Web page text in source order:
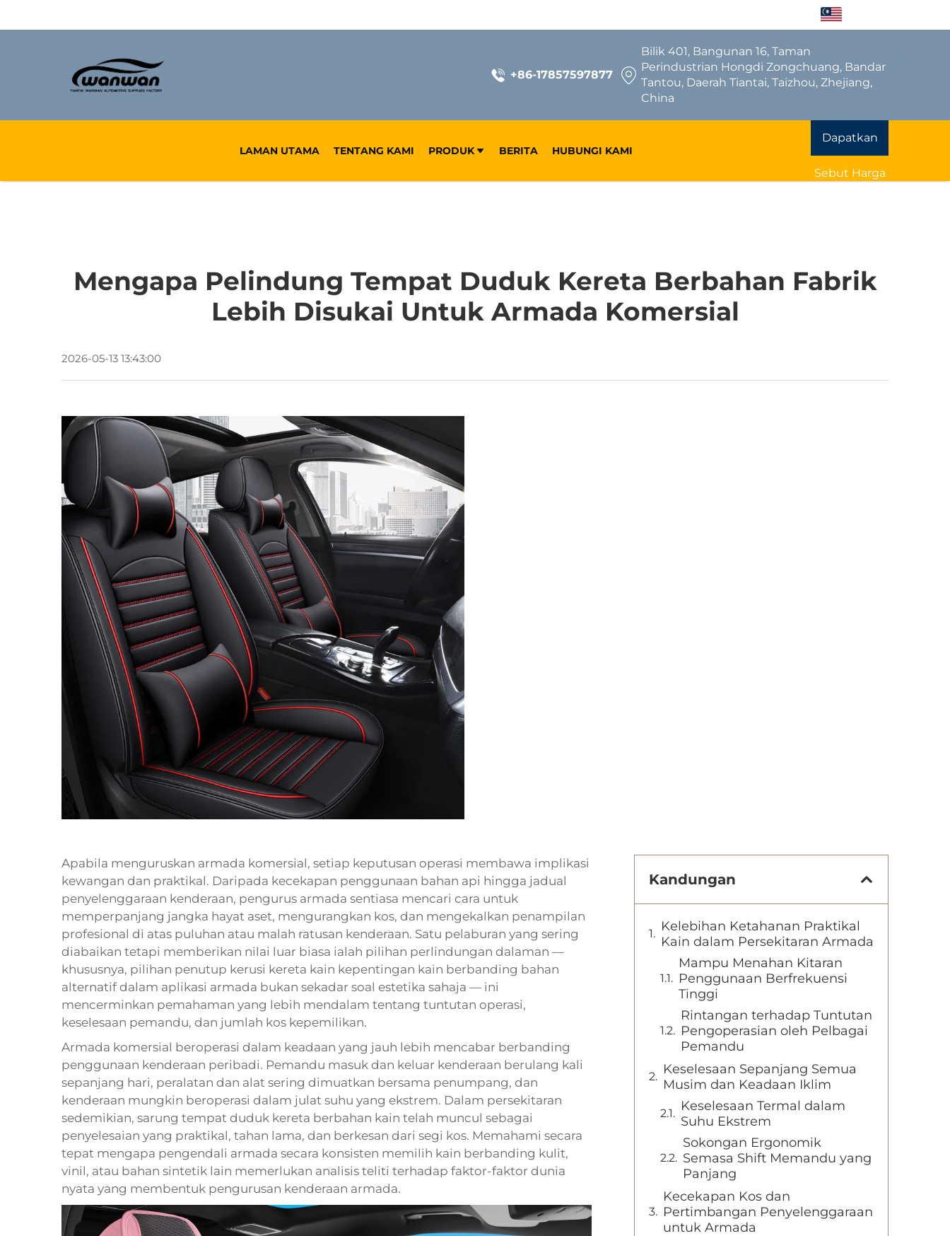
+86-17857597877
Bilik 401, Bangunan 16, Taman
Perindustrian Hongdi Zongchuang, Bandar
Tantou, Daerah Tiantai, Taizhou, Zhejiang,
China
LAMAN UTAMA TENTANG KAMI PRODUK BERITA HUBUNGI KAMI
Dapatkan
Sebut Harga
Mengapa Pelindung Tempat Duduk Kereta Berbahan Fabrik
Lebih Disukai Untuk Armada Komersial
2026-05-13 13:43:00
Apabila menguruskan armada komersial, setiap keputusan operasi membawa implikasi
kewangan dan praktikal. Daripada kecekapan penggunaan bahan api hingga jadual
penyelenggaraan kenderaan, pengurus armada sentiasa mencari cara untuk
memperpanjang jangka hayat aset, mengurangkan kos, dan mengekalkan penampilan
profesional di atas puluhan atau malah ratusan kenderaan. Satu pelaburan yang sering
diabaikan tetapi memberikan nilai luar biasa ialah pilihan perlindungan dalaman —
khususnya, pilihan penutup kerusi kereta kain kepentingan kain berbanding bahan
alternatif dalam aplikasi armada bukan sekadar soal estetika sahaja — ini
mencerminkan pemahaman yang lebih mendalam tentang tuntutan operasi,
keselesaan pemandu, dan jumlah kos kepemilikan.
Armada komersial beroperasi dalam keadaan yang jauh lebih mencabar berbanding
penggunaan kenderaan peribadi. Pemandu masuk dan keluar kenderaan berulang kali
sepanjang hari, peralatan dan alat sering dimuatkan bersama penumpang, dan
kenderaan mungkin beroperasi dalam julat suhu yang ekstrem. Dalam persekitaran
sedemikian, sarung tempat duduk kereta berbahan kain telah muncul sebagai
penyelesaian yang praktikal, tahan lama, dan berkesan dari segi kos. Memahami secara
tepat mengapa pengendali armada secara konsisten memilih kain berbanding kulit,
vinil, atau bahan sintetik lain memerlukan analisis teliti terhadap faktor-faktor dunia
nyata yang membentuk pengurusan kenderaan armada.
Kandungan
Kelebihan Ketahanan Praktikal
Kain dalam Persekitaran Armada
Mampu Menahan Kitaran
Penggunaan Berfrekuensi
Tinggi
Rintangan terhadap Tuntutan
Pengoperasian oleh Pelbagai
Pemandu
Keselesaan Sepanjang Semua
Musim dan Keadaan Iklim
Keselesaan Termal dalam
Suhu Ekstrem
Sokongan Ergonomik
Semasa Shift Memandu yang
Panjang
Kecekapan Kos dan
Pertimbangan Penyelenggaraan
untuk Armada